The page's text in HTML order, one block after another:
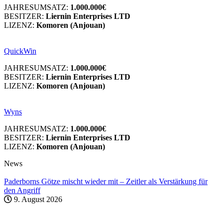
JAHRESUMSATZ: 1.000.000€
BESITZER: Liernin Enterprises LTD
LIZENZ: Komoren (Anjouan)
QuickWin
JAHRESUMSATZ: 1.000.000€
BESITZER: Liernin Enterprises LTD
LIZENZ: Komoren (Anjouan)
Wyns
JAHRESUMSATZ: 1.000.000€
BESITZER: Liernin Enterprises LTD
LIZENZ: Komoren (Anjouan)
News
Paderborns Götze mischt wieder mit – Zeitler als Verstärkung für
den Angriff
9. August 2026